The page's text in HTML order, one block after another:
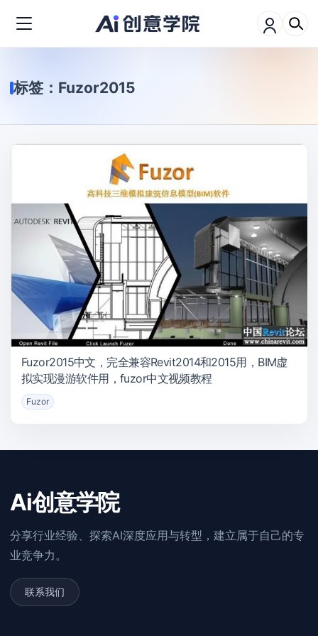
标签： Fuzor2015
Fuzor2015中文，完全兼容Revit2014和2015用，BIM虚
拟实现漫游软件用，fuzor中文视频教程
Fuzor
Ai创意学院
分享行业经验、探索AI深度应用与转型，建立属于自己的专
业竞争力。
联系我们